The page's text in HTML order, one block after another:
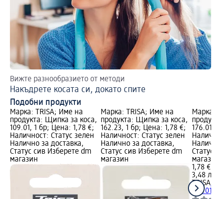
Вижте разнообразието от методи
Накъдрете косата си, докато спите
Подобни продукти
Марка: TRISA; Име на
продукта: Щипка за коса,
109.01, 1 бр; Цена: 1,78 €;
Наличност: Статус зелен
Налично за доставка,
Статус сив Изберете dm
магазин
Марка: TRISA; Име на
продукта: Щипка за коса,
162.23, 1 бр; Цена: 1,78 €;
Наличност: Статус зелен
Налично за доставка,
Статус сив Изберете dm
магазин
Марка:
176.01,
Статус
магазин
1,78 €
3,48 лв.
TRISA
176.01,